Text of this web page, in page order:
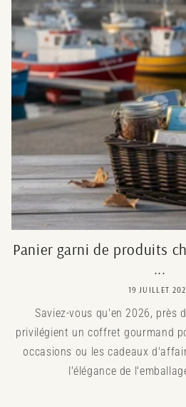
Panier garni de produits
...
19 JUILLET
Saviez-vous qu'en 2026, près
privilégient un coffret gourmand
occasions ou les cadeaux
l'élégance de